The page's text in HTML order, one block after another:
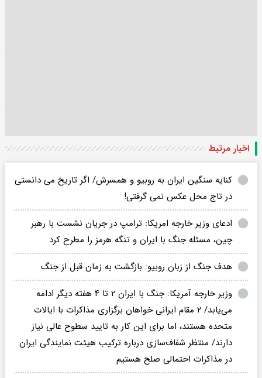
اخبار مرتبط
کنایه سنگین ایران به روبیو و همسرش/ اگر تاریخ می دانستی
در تاج محل عکس نمی گرفتی!
ادعای وزیر خارجه امریکا: ترامپ در جریان نشست با رهبر
چین، مسئله جنگ با ایران و تنگه هرمز را مطرح کرد
هدف جنگ از زبان روبیو: بازگشت به زمان قبل از جنگ
وزیر خارجه آمریکا: جنگ با ایران ۲ تا ۴ هفته دیگر ادامه
می‌یابد/ ۲ مقام ایرانی خواهان برگزاری مذاکرات با ایالات
متحده هستند، اما برای این کار به تایید سطوح عالی نیاز
دارند/ منتظر شفاف‌سازی درباره ترکیب هیئت نمایندگی ایران
در مذاکرات احتمالی صلح هستیم